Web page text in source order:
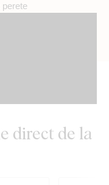
perete
direct de la